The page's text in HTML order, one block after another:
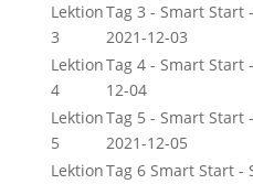
Lektion
3
Tag 3 - Smart Start
2021-12-03
Lektion
4
Tag 4 - Smart Start
12-04
Lektion
5
Tag 5 - Smart
2021-12-05
LektionTag 6 Smart Start